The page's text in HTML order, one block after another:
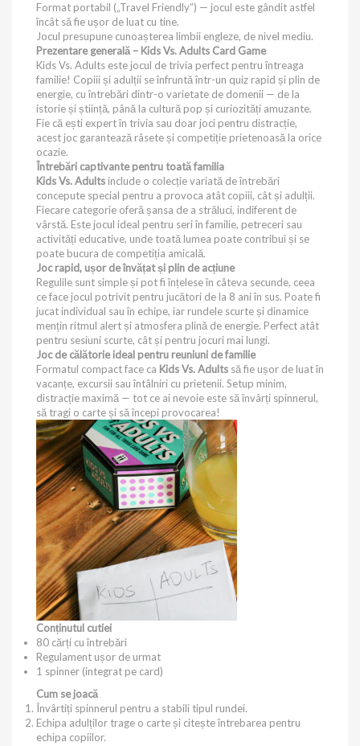
Format portabil („Travel Friendly”) — jocul este gândit astfel
încât să fie ușor de luat cu tine.
Jocul presupune cunoașterea limbii engleze, de nivel mediu.
Prezentare generală – Kids Vs. Adults Card Game
Kids Vs. Adults este jocul de trivia perfect pentru întreaga
familie! Copiii și adulții se înfruntă într-un quiz rapid și plin de
energie, cu întrebări dintr-o varietate de domenii — de la
istorie și știință, până la cultură pop și curiozități amuzante.
Fie că ești expert în trivia sau doar joci pentru distracție,
acest joc garantează râsete și competiție prietenoasă la orice
ocazie.
Întrebări captivante pentru toată familia
Kids Vs. Adults include o colecție variată de întrebări
concepute special pentru a provoca atât copiii, cât și adulții.
Fiecare categorie oferă șansa de a străluci, indiferent de
vârstă. Este jocul ideal pentru seri în familie, petreceri sau
activități educative, unde toată lumea poate contribui și se
poate bucura de competiția amicală.
Joc rapid, ușor de învățat și plin de acțiune
Regulile sunt simple și pot fi înțelese în câteva secunde, ceea
ce face jocul potrivit pentru jucători de la 8 ani în sus. Poate fi
jucat individual sau în echipe, iar rundele scurte și dinamice
mențin ritmul alert și atmosfera plină de energie. Perfect atât
pentru sesiuni scurte, cât și pentru jocuri mai lungi.
Joc de călătorie ideal pentru reuniuni de familie
Formatul compact face ca Kids Vs. Adults să fie ușor de luat în
vacanțe, excursii sau întâlniri cu prietenii. Setup minim,
distracție maximă — tot ce ai nevoie este să învârți spinnerul,
să tragi o carte și să începi provocarea!
Conținutul cutiei
80 cărți cu întrebări
Regulament ușor de urmat
1 spinner (integrat pe card)
Cum se joacă
Învârtiți spinnerul pentru a stabili tipul rundei.
Echipa adulților trage o carte și citește întrebarea pentru
echipa copiilor.